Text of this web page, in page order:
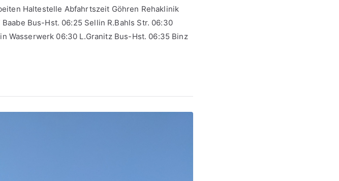
Haltestelle Abfahrtszeit Göhren Rehaklinik
Bus-Hst. 06:25 Sellin R.Bahls Str. 06:30
Wasserwerk 06:30 L.Granitz Bus-Hst. 06:35 Binz